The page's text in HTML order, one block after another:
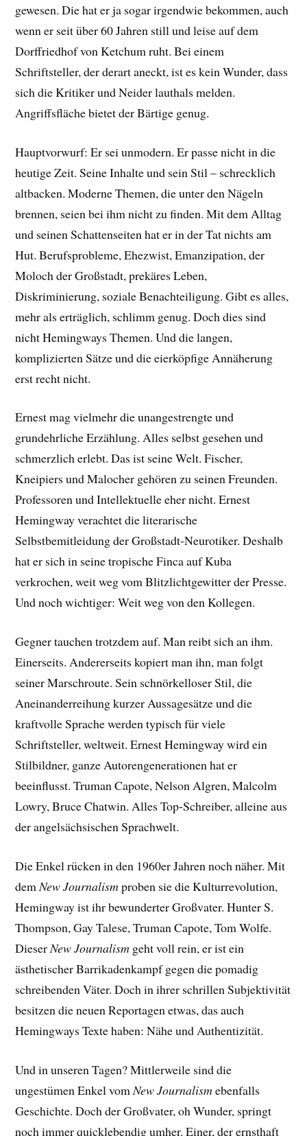
gewesen. Die hat er ja sogar irgendwie bekommen, auch
wenn er seit über 60 Jahren still und leise auf dem
Dorffriedhof von Ketchum ruht. Bei einem
Schriftsteller, der derart aneckt, ist es kein Wunder, dass
sich die Kritiker und Neider lauthals melden.
Angriffsfläche bietet der Bärtige genug.
Hauptvorwurf: Er sei unmodern. Er passe nicht in die
heutige Zeit. Seine Inhalte und sein Stil – schrecklich
altbacken. Moderne Themen, die unter den Nägeln
brennen, seien bei ihm nicht zu finden. Mit dem Alltag
und seinen Schattenseiten hat er in der Tat nichts am
Hut. Berufsprobleme, Ehezwist, Emanzipation, der
Moloch der Großstadt, prekäres Leben,
Diskriminierung, soziale Benachteiligung. Gibt es alles,
mehr als erträglich, schlimm genug. Doch dies sind
nicht Hemingways Themen. Und die langen,
komplizierten Sätze und die eierköpfige Annäherung
erst recht nicht.
Ernest mag vielmehr die unangestrengte und
grundehrliche Erzählung. Alles selbst gesehen und
schmerzlich erlebt. Das ist seine Welt. Fischer,
Kneipiers und Malocher gehören zu seinen Freunden.
Professoren und Intellektuelle eher nicht. Ernest
Hemingway verachtet die literarische
Selbstbemitleidung der Großstadt-Neurotiker. Deshalb
hat er sich in seine tropische Finca auf Kuba
verkrochen, weit weg vom Blitzlichtgewitter der Presse.
Und noch wichtiger: Weit weg von den Kollegen.
Gegner tauchen trotzdem auf. Man reibt sich an ihm.
Einerseits. Andererseits kopiert man ihn, man folgt
seiner Marschroute. Sein schnörkelloser Stil, die
Aneinanderreihung kurzer Aussagesätze und die
kraftvolle Sprache werden typisch für viele
Schriftsteller, weltweit. Ernest Hemingway wird ein
Stilbildner, ganze Autorengenerationen hat er
beeinflusst. Truman Capote, Nelson Algren, Malcolm
Lowry, Bruce Chatwin. Alles Top-Schreiber, alleine aus
der angelsächsischen Sprachwelt.
Die Enkel rücken in den 1960er Jahren noch näher. Mit
demNew Journalismproben sie die Kulturrevolution,
Hemingway ist ihr bewunderter Großvater. Hunter S.
Thompson, Gay Talese, Truman Capote, Tom Wolfe.
DieserNew Journalism geht voll rein, er ist ein
ästhetischer Barrikadenkampf gegen die pomadig
schreibenden Väter. Doch in ihrer schrillen Subjektivität
besitzen die neuen Reportagen etwas, das auch
Hemingways Texte haben: Nähe und Authentizität.
Und in unseren Tagen? Mittlerweile sind die
ungestümen Enkel vom New Journalismebenfalls
Geschichte. Doch der Großvater, oh Wunder, springt
noch immer quicklebendig umher. Einer, der ernsthaft